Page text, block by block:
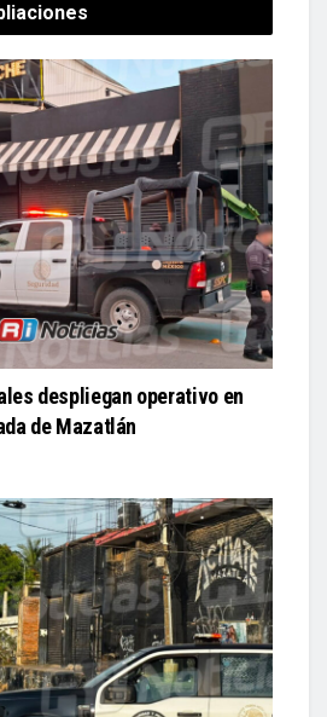
despliegan operativo en
de Mazatlán